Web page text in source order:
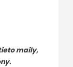
maily,